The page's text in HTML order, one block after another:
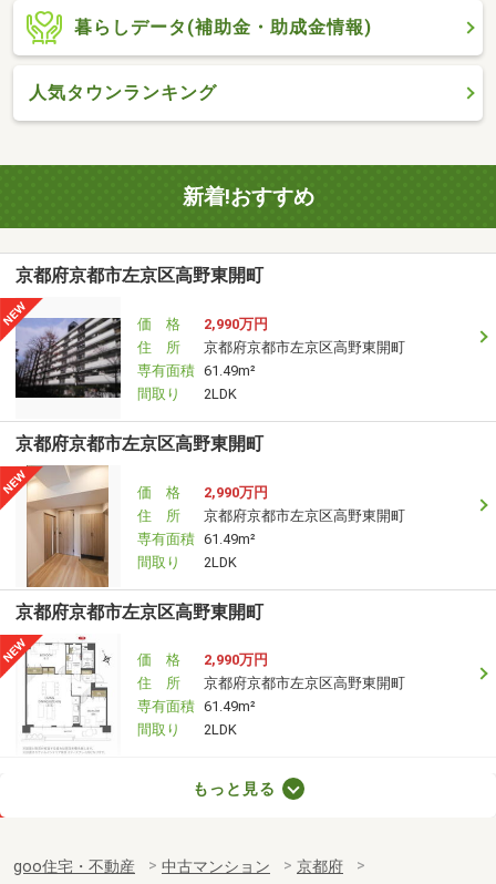
暮らしデータ(補助金・助成金情報)
人気タウンランキング
新着!おすすめ
京都府京都市左京区高野東開町
価 格
2,990万円
住 所
京都府京都市左京区高野東開町
専有面積 61.49m²
間取り
2LDK
京都府京都市左京区高野東開町
価 格
2,990万円
住 所
京都府京都市左京区高野東開町
専有面積 61.49m²
間取り
2LDK
京都府京都市左京区高野東開町
価 格
2,990万円
住 所
京都府京都市左京区高野東開町
専有面積 61.49m²
間取り
2LDK
京都府京都市左京区一乗寺地蔵本町
専有面積 71.53m²
もっと見る
goo住宅・不動産 中古マンション
京都府